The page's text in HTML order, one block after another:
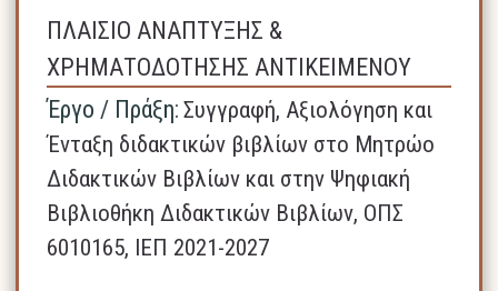
ΠΛΑΙΣΙΟ ΑΝΑΠΤΥΞΗΣ &
ΧΡΗΜΑΤΟΔΟΤΗΣΗΣ ΑΝΤΙΚΕΙΜΕΝΟΥ
Έργο / Πράξη: Συγγραφή, Αξιολόγηση και
Ένταξη διδακτικών βιβλίων στο Μητρώο
Διδακτικών Βιβλίων και στην Ψηφιακή
Βιβλιοθήκη Διδακτικών Βιβλίων, ΟΠΣ
6010165, ΙΕΠ 2021-2027